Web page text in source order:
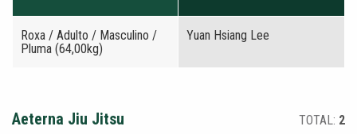
Roxa / Adulto / Masculino /
Pluma (64,00kg)
Yuan Hsiang Lee
Aeterna Jiu Jitsu TOTAL: 2